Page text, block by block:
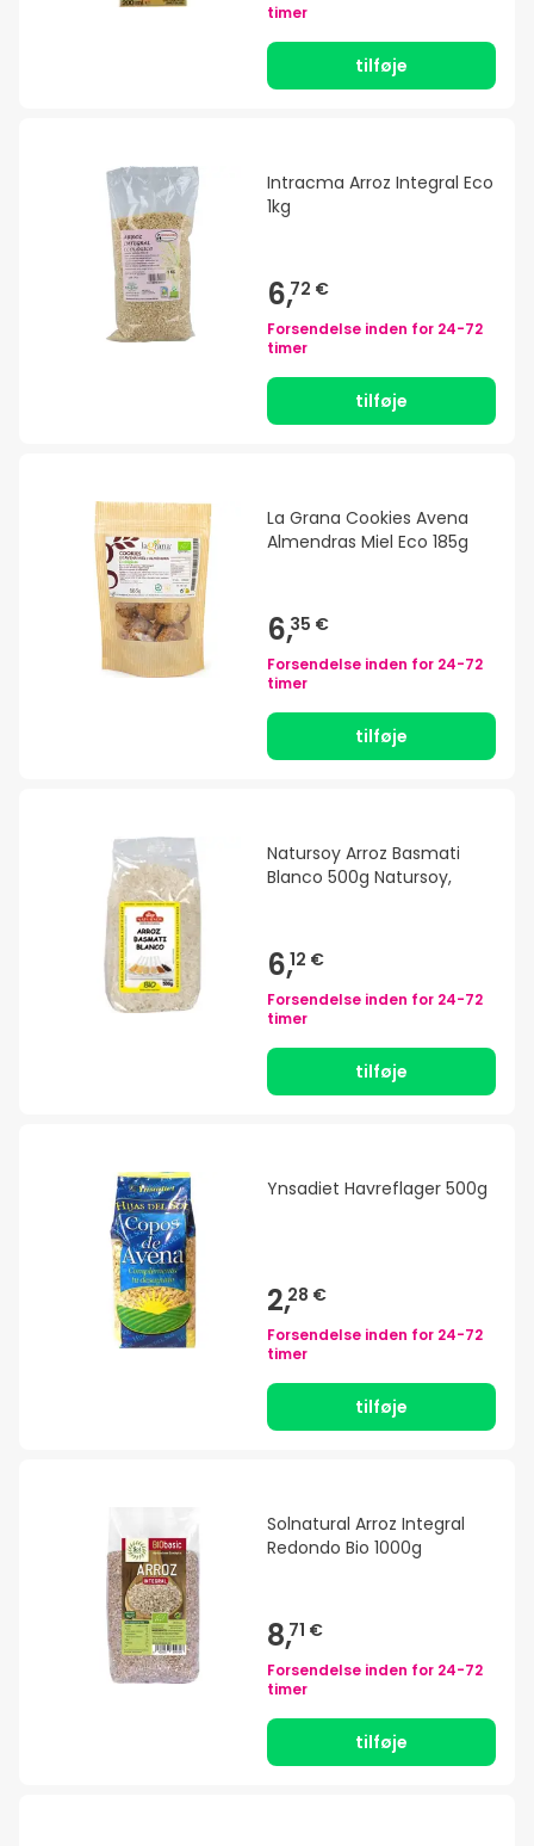
timer
tilføje
Intracma Arroz Integral Eco
1kg
6,72 €
Forsendelse inden for 24-72
timer
tilføje
La Grana Cookies Avena
Almendras Miel Eco 185g
6,35 €
Forsendelse inden for 24-72
timer
tilføje
Natursoy Arroz Basmati
Blanco 500g Natursoy,
6,12 €
Forsendelse inden for 24-72
timer
tilføje
Ynsadiet Havreflager 500g
2,28 €
Forsendelse inden for 24-72
timer
tilføje
Solnatural Arroz Integral
Redondo Bio 1000g
8,71 €
Forsendelse inden for 24-72
timer
tilføje